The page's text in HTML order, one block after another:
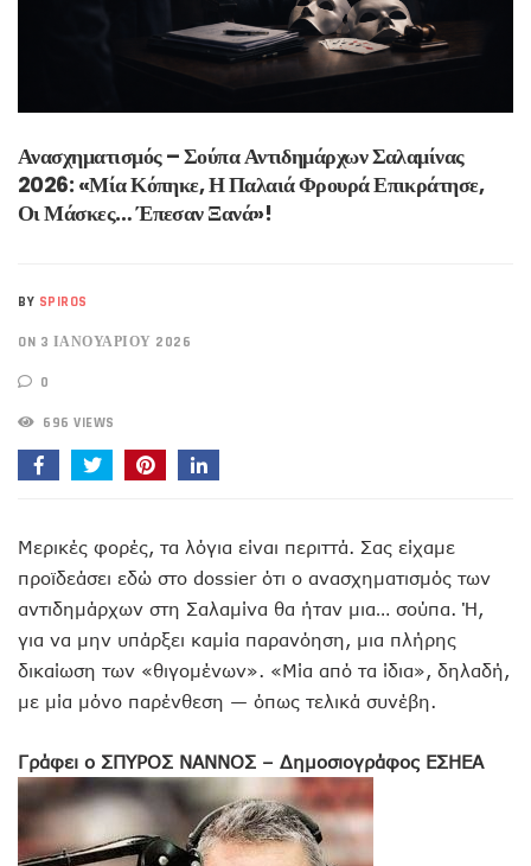
Ανασχηματισμός – Σούπα Αντιδημάρχων Σαλαμίνας
2026: «Μία Κόπηκε, Η Παλαιά Φρουρά Επικράτησε,
Οι Μάσκες… Έπεσαν Ξανά»!
BY SPIROS
ON 3 ΙΑΝΟΥΑΡΊΟΥ 2026
0
696 VIEWS
Μερικές φορές, τα λόγια είναι περιττά. Σας είχαμε
προϊδεάσει εδώ στο dossier ότι ο ανασχηματισμός των
αντιδημάρχων στη Σαλαμίνα θα ήταν μια… σούπα. Ή,
για να μην υπάρξει καμία παρανόηση, μια πλήρης
δικαίωση των «θιγομένων». «Μία από τα ίδια», δηλαδή,
με μία μόνο παρένθεση — όπως τελικά συνέβη.
Γράφει ο ΣΠΥΡΟΣ ΝΑΝΝΟΣ – Δημοσιογράφος ΕΣΗΕΑ